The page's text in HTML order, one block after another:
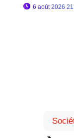
6 août 2026